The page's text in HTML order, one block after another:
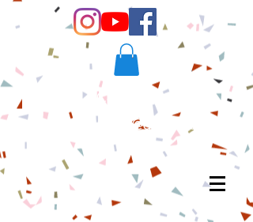
Contacto:
scrapandmew@gmail.com